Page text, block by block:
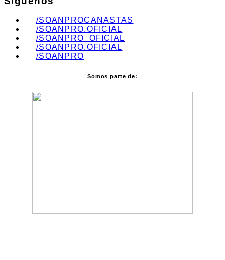
/SOANPROCANASTAS
/SOANPRO.OFICIAL
/SOANPRO_OFICIAL
/SOANPRO.OFICIAL
/SOANPRO
Somos parte de: